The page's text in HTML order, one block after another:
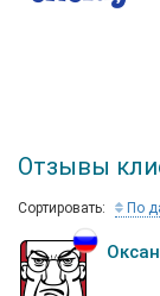
Отзывы
Сортировать: По